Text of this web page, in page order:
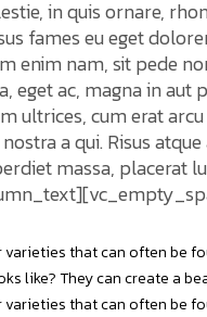
in quis ornare,
fames eu eget
enim nam, sit pede
eget ac, magna in aut
ultrices, cum erat
a qui. Risus
massa, placerat
that can often be
like? They can create a
that can often be